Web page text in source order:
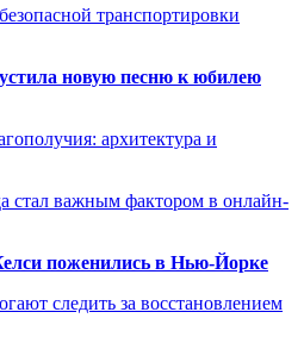
транспортировки
новую песню к юбилею
архитектура и
стал важным фактором в онлайн-
поженились в Нью-Йорке
следить за восстановлением